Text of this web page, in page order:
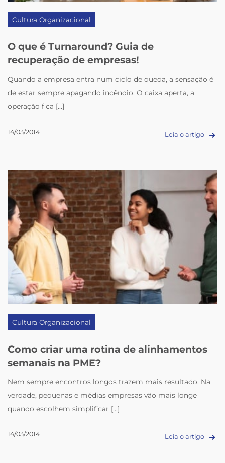
Cultura Organizacional
O que é Turnaround? Guia de
recuperação de empresas!
Quando a empresa entra num ciclo de queda, a sensação é
de estar sempre apagando incêndio. O caixa aperta, a
operação fica [...]
14/03/2014 Leia o artigo
Cultura Organizacional
Como criar uma rotina de alinhamentos
semanais na PME?
Nem sempre encontros longos trazem mais resultado. Na
verdade, pequenas e médias empresas vão mais longe
quando escolhem simplificar [...]
14/03/2014 Leia o artigo